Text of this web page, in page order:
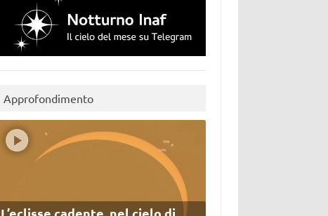
Approfondimento
L’eclisse cadente, nel cielo di